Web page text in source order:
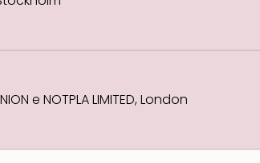
e NOTPLA LIMITED, London